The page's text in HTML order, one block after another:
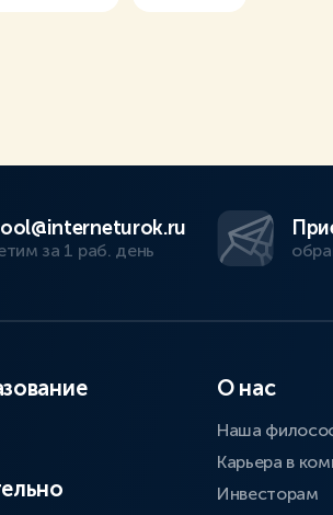
за 1 раб. день
О нас
Наша
Карьера в
Инвесторам